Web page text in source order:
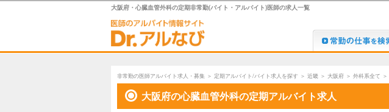
大阪府・心臓血管外科の定期非常勤(バイト・アルバイト)医師の求人一覧
非常勤の医師アルバイト求人・募集 ＞ 定期アルバイト/バイト求人を探す ＞ 近畿 ＞ 大阪府 ＞ 外科系全て ＞
大阪府の心臓血管外科の定期アルバイト求人